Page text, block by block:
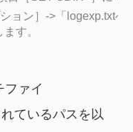
ョン］->「logexp.txt
す。
ファイ
ているパスを以